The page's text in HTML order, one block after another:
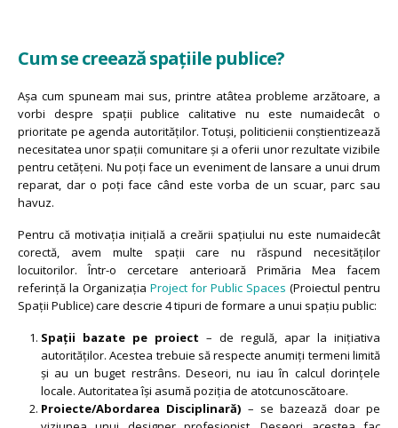
Cum se creează spațiile publice?
Așa cum spuneam mai sus, printre atâtea probleme arzătoare, a
vorbi despre spații publice calitative nu este numaidecât o
prioritate pe agenda autorităților. Totuși, politicienii conștientizează
necesitatea unor spații comunitare și a oferii unor rezultate vizibile
pentru cetățeni. Nu poți face un eveniment de lansare a unui drum
reparat, dar o poți face când este vorba de un scuar, parc sau
havuz.
Pentru că motivația inițială a creării spațiului nu este numaidecât
corectă, avem multe spații care nu răspund necesităților
locuitorilor.Într-o cercetare anterioară Primăria Mea facem
referință la Organizația Project for Public Spaces (Proiectul pentru
Spații Publice) care descrie 4 tipuri de formare a unui spațiu public:
Spații bazate pe proiect – de regulă, apar la inițiativa
autorităților. Acestea trebuie să respecte anumiți termeni limită
și au un buget restrâns. Deseori, nu iau în calcul dorințele
locale. Autoritatea își asumă poziția de atotcunoscătoare.
Proiecte/Abordarea Disciplinară) – se bazează doar pe